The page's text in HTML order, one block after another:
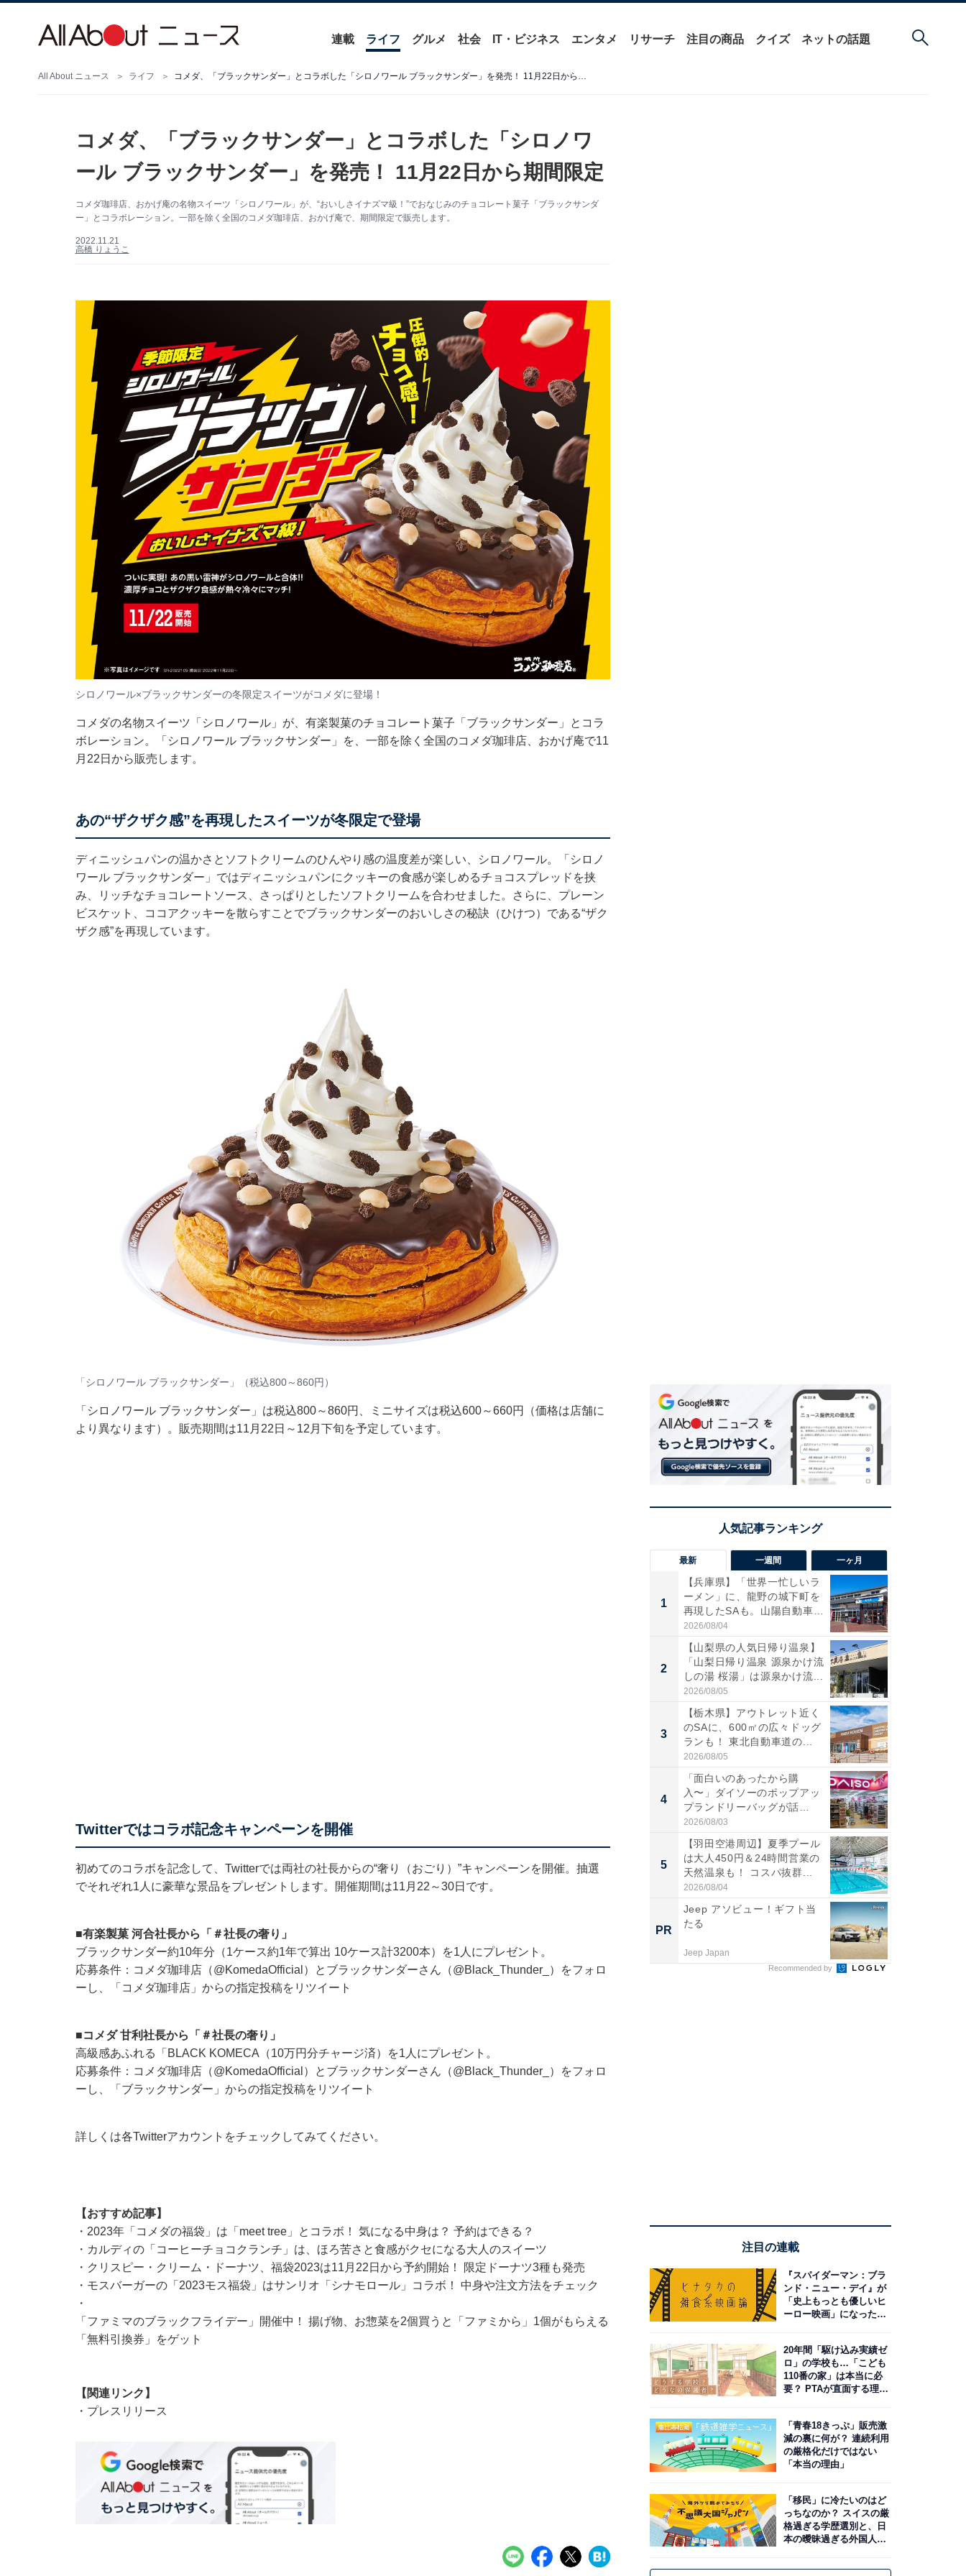
連載 ライフ グルメ 社会 IT・ビジネス エンタメ リサーチ 注目の商品 クイズ ネットの話題
All About ニュース ライフ コメダ、「ブラックサンダー」とコラボした「シロノワール ブラックサンダー」を発売！ 11月22日から期間限定
コメダ、「ブラックサンダー」とコラボした「シロノワ
ール ブラックサンダー」を発売！ 11月22日から期間限定
コメダ珈琲店、おかげ庵の名物スイーツ「シロノワール」が、“おいしさイナズマ級！”でおなじみのチョコレート菓子「ブラックサンダ
ー」とコラボレーション。一部を除く全国のコメダ珈琲店、おかげ庵で、期間限定で販売します。
2022.11.21
高橋 りょうこ
シロノワール×ブラックサンダーの冬限定スイーツがコメダに登場！
コメダの名物スイーツ「シロノワール」が、有楽製菓のチョコレート菓子「ブラックサンダー」とコラ
ボレーション。「シロノワール ブラックサンダー」を、一部を除く全国のコメダ珈琲店、おかげ庵で11
月22日から販売します。
あの“ザクザク感”を再現したスイーツが冬限定で登場
ディニッシュパンの温かさとソフトクリームのひんやり感の温度差が楽しい、シロノワール。「シロノ
ワール ブラックサンダー」ではディニッシュパンにクッキーの食感が楽しめるチョコスプレッドを挟
み、リッチなチョコレートソース、さっぱりとしたソフトクリームを合わせました。さらに、プレーン
ビスケット、ココアクッキーを散らすことでブラックサンダーのおいしさの秘訣（ひけつ）である“ザク
ザク感”を再現しています。
「シロノワール ブラックサンダー」（税込800～860円）
「シロノワール ブラックサンダー」は税込800～860円、ミニサイズは税込600～660円（価格は店舗に
より異なります）。販売期間は11月22日～12月下旬を予定しています。
Twitterではコラボ記念キャンペーンを開催
初めてのコラボを記念して、Twitterでは両社の社長からの“奢り（おごり）”キャンペーンを開催。抽選
でそれぞれ1人に豪華な景品をプレゼントします。開催期間は11月22～30日です。
■有楽製菓 河合社長から「＃社長の奢り」
ブラックサンダー約10年分（1ケース約1年で算出 10ケース計3200本）を1人にプレゼント。
応募条件：コメダ珈琲店（@KomedaOfficial ）とブラックサンダーさん（@Black_Thunder_
）をフォロ
ーし、「コメダ珈琲店」からの指定投稿をリツイート
■コメダ 甘利社長から「＃社長の奢り」
高級感あふれる「BLACK KOMECA（10万円分チャージ済）を1人にプレゼント。
応募条件：コメダ珈琲店（@KomedaOfficial ）とブラックサンダーさん（@Black_Thunder_
）をフォロ
ーし、「ブラックサンダー」からの指定投稿をリツイート
詳しくは各Twitterアカウントをチェックしてみてください。
【おすすめ記事】
・ 2023年「コメダの福袋」は「meet tree」とコラボ！ 気になる中身は？ 予約はできる？
・ カルディの「コーヒーチョコクランチ」は、ほろ苦さと食感がクセになる大人のスイーツ
・ クリスピー・クリーム・ドーナツ、福袋2023は11月22日から予約開始！ 限定ドーナツ3種も発売
・ モスバーガーの「2023モス福袋」はサンリオ「シナモロール」コラボ！ 中身や注文方法をチェック
・
「ファミマのブラックフライデー」開催中！ 揚げ物、お惣菜を2個買うと「ファミから」1個がもらえる
「無料引換券」をゲット
【関連リンク】
・ プレスリリース
最新 一週間 一ヶ月
1
【兵庫県】「世界一忙しいラ
ーメン」に、龍野の城下町を
再現したSAも。山陽自動車
道...
2026/08/04
2
【山梨県の人気日帰り温泉】
「山梨日帰り温泉 源泉かけ流
しの湯 桜湯」は源泉かけ流...
2026/08/05
3
【栃木県】アウトレット近く
のSAに、600㎡の広々ドッグ
ランも！ 東北自動車道の...
2026/08/05
4
「面白いのあったから購
入〜」ダイソーのポップアッ
プランドリーバッグが話
題。“さま...
2026/08/03
5
【羽田空港周辺】夏季プール
は大人450円＆24時間営業の
天然温泉も！ コスパ抜群...
2026/08/04
PR
Jeep アソビュー！ギフト当
たる
Jeep Japan
Recommended by
注目の連載
『スパイダーマン：ブラ
ンド・ニュー・デイ』が
「史上もっとも優しいヒ
ーロー映画」になった理
20年間「駆け込み実績ゼ
ロ」の学校も…「こども
110番の家」は本当に必
要？ PTAが直面する理想
「青春18きっぷ」販売激
減の裏に何が？ 連続利用
の厳格化だけではない
「本当の理由」
「移民」に冷たいのはど
っちなのか？ スイスの厳
格過ぎる学歴選別と、日
本の曖昧過ぎる外国人政